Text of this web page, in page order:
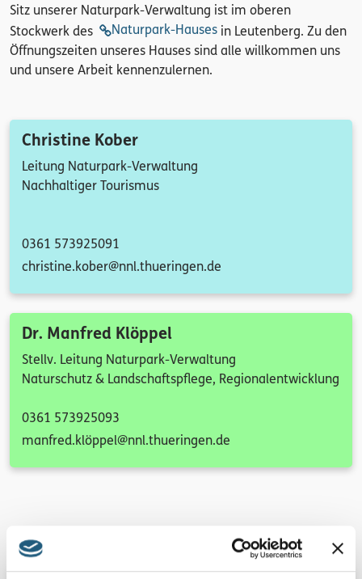
Sitz unserer Naturpark-Verwaltung ist im oberen
Stockwerk des
Naturpark-Hauses in Leutenberg. Zu den
Öffnungszeiten unseres Hauses sind alle willkommen uns
und unsere Arbeit kennenzulernen.
Christine Kober
Leitung Naturpark-Verwaltung
Nachhaltiger Tourismus
0361 573925091
christine.kober@nnl.thueringen.de
Dr. Manfred Klöppel
Stellv. Leitung Naturpark-Verwaltung
Naturschutz & Landschaftspflege, Regionalentwicklung
0361 573925093
manfred.klöppel@nnl.thueringen.de